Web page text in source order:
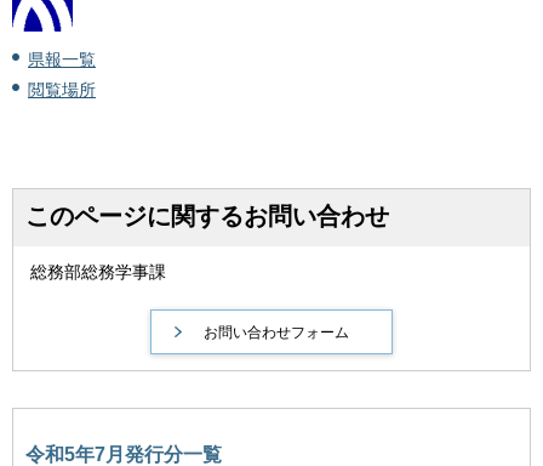
県報一覧
閲覧場所
このページに関するお問い合わせ
総務部総務学事課
令和5年7月発行分一覧